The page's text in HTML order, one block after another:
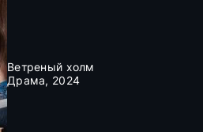
Ветреный холм
Драма, 2024